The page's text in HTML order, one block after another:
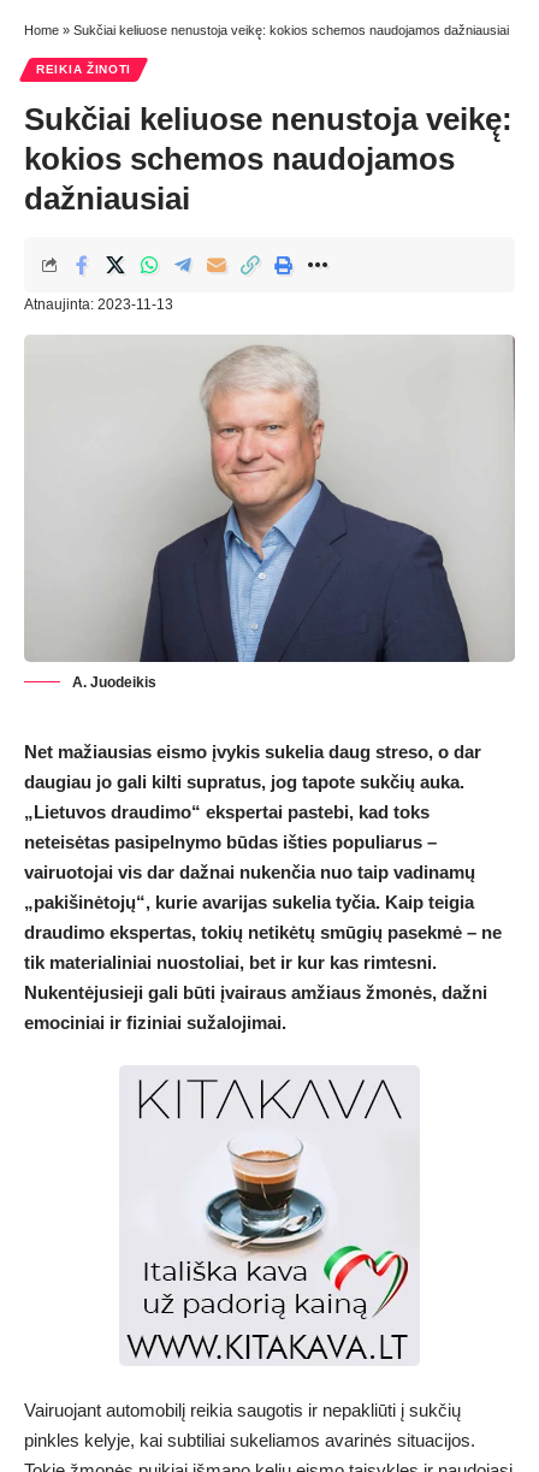
Home » Sukčiai keliuose nenustoja veikę̨: kokios schemos naudojamos dažniausiai
REIKIA ŽINOTI
Sukčiai keliuose nenustoja veikę̨:
kokios schemos naudojamos
dažniausiai
Atnaujinta: 2023-11-13
A. Juodeikis
Net mažiausias eismo įvykis sukelia daug streso, o dar
daugiau jo gali kilti supratus, jog tapote sukčių auka.
„Lietuvos draudimo“ ekspertai pastebi, kad toks
neteisėtas pasipelnymo būdas išties populiarus –
vairuotojai vis dar dažnai nukenčia nuo taip vadinamų
„pakišinėtojų“, kurie avarijas sukelia tyčia. Kaip teigia
draudimo ekspertas, tokių netikėtų smūgių pasekmė – ne
tik materialiniai nuostoliai, bet ir kur kas rimtesni.
Nukentėjusieji gali būti įvairaus amžiaus žmonės, dažni
emociniai ir fiziniai sužalojimai.
Vairuojant automobilį reikia saugotis ir nepakliūti į sukčių
pinkles kelyje, kai subtiliai sukeliamos avarinės situacijos.